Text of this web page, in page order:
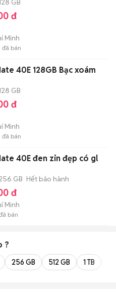
GB
đ
Minh
đã bán
40E 128GB Bạc xoám
GB
đ
Minh
đã bán
40E đen zin đẹp có gl
GB Hết bảo hành
đ
Minh
bán
?
256 GB 512 GB 1 TB